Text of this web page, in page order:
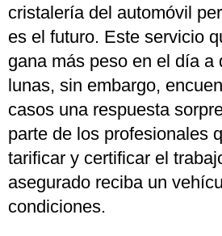
cristalería del automóvil
es el futuro. Este servicio
gana más peso en el día a
lunas, sin embargo,
casos una respuesta
parte de los profesionales
tarificar y certificar el
asegurado reciba un
condiciones.